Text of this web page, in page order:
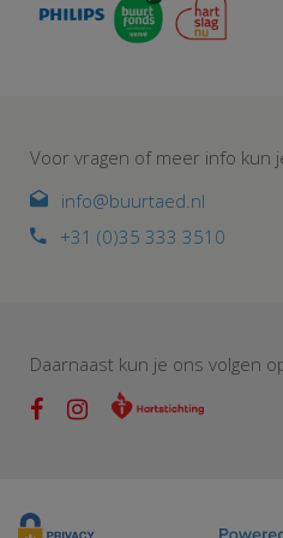
Voor vragen of meer info kun
info@buurtaed.nl
+31 (0)35 333 3510
Daarnaast kun je ons volgen